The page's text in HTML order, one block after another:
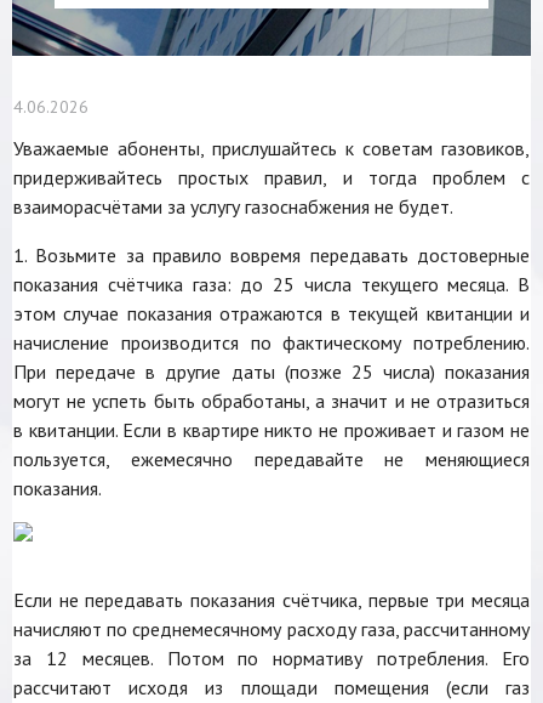
4.06.2026
Уважаемые абоненты, прислушайтесь к советам газовиков,
придерживайтесь простых правил, и тогда проблем с
взаиморасчётами за услугу газоснабжения не будет.
1. Возьмите за правило вовремя передавать достоверные
показания счётчика газа: до 25 числа текущего месяца. В
этом случае показания отражаются в текущей квитанции и
начисление производится по фактическому потреблению.
При передаче в другие даты (позже 25 числа) показания
могут не успеть быть обработаны, а значит и не отразиться
в квитанции. Если в квартире никто не проживает и газом не
пользуется, ежемесячно передавайте не меняющиеся
показания.
Если не передавать показания счётчика, первые три месяца
начисляют по среднемесячному расходу газа, рассчитанному
за 12 месяцев. Потом по нормативу потребления. Его
рассчитают исходя из площади помещения (если газ